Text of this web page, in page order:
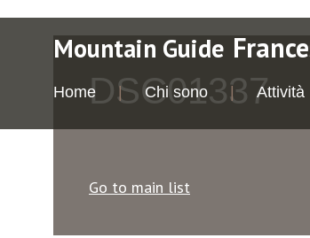
Mountain Guide
Home Chi sono Attività
DSC01337
Go to main list